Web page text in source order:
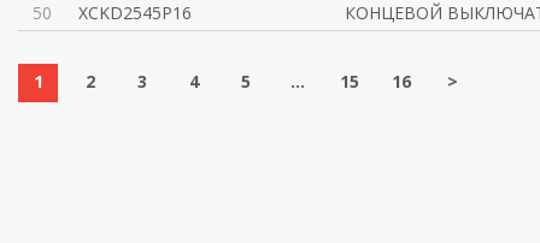
50
XCKD2545P16 КОНЦЕВОЙ
1 2 3 4 5 ... 15 16 >